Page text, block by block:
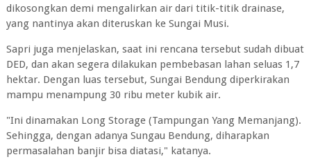
dikosongkan demi mengalirkan air dari titik-titik drainase,
yang nantinya akan diteruskan ke Sungai Musi.
Sapri juga menjelaskan, saat ini rencana tersebut sudah dibuat
DED, dan akan segera dilakukan pembebasan lahan seluas 1,7
hektar. Dengan luas tersebut, Sungai Bendung diperkirakan
mampu menampung 30 ribu meter kubik air.
"Ini dinamakan Long Storage (Tampungan Yang Memanjang).
Sehingga, dengan adanya Sungau Bendung, diharapkan
permasalahan banjir bisa diatasi," katanya.